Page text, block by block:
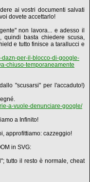
ai vostri documenti salvati
dovete accettarlo!
non lavora... e adesso il
quindi basta chiedere scusa,
e tutto finisce a tarallucci e
dazn-per-il-blocco-di-google-
chiuso-temporaneamente
"scusarsi" per l'accaduto!)
a-vuole-denunciare-google/
a Infinito!
approfittiamo: cazzeggio!
in SVG:
tutto il resto è normale, cheat